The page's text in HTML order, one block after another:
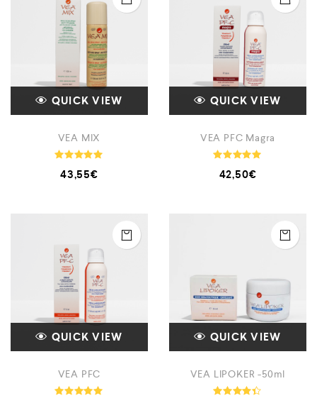
QUICK VIEW
VEA MIX
4.92
43,55€
QUICK VIEW
VEA PFC Magra
5.00
42,50€
QUICK VIEW
VEA PFC
QUICK VIEW
VEA LIPOKER -50ml